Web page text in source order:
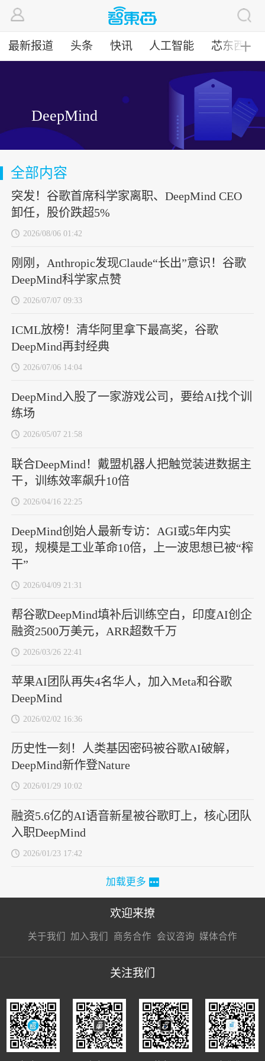
最新报道 头条 快讯 人工智能 芯东西╋
DeepMind
全部内容
突发！谷歌首席科学家离职、DeepMind CEO
卸任，股价跌超5%
2026/08/06 01:42
刚刚，Anthropic发现Claude“长出”意识！谷歌
DeepMind科学家点赞
2026/07/07 09:33
ICML放榜！清华阿里拿下最高奖，谷歌
DeepMind再封经典
2026/07/06 14:04
DeepMind入股了一家游戏公司，要给AI找个训
练场
2026/05/07 21:58
联合DeepMind！戴盟机器人把触觉装进数据主
干，训练效率飙升10倍
2026/04/16 22:25
DeepMind创始人最新专访：AGI或5年内实
现，规模是工业革命10倍，上一波思想已被“榨
干”
2026/04/09 21:31
帮谷歌DeepMind填补后训练空白，印度AI创企
融资2500万美元，ARR超数千万
2026/03/26 22:41
苹果AI团队再失4名华人，加入Meta和谷歌
DeepMind
2026/02/02 16:36
历史性一刻！人类基因密码被谷歌AI破解，
DeepMind新作登Nature
2026/01/29 10:02
融资5.6亿的AI语音新星被谷歌盯上，核心团队
入职DeepMind
2026/01/23 17:42
加载更多
欢迎来撩
关于我们 加入我们
接扔简历
商务合作
接开聊
会议咨询 媒体合作
接开聊
关注我们